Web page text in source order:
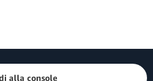
alla console